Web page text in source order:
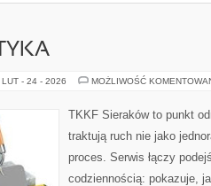
LUT - 24 - 2026 MOŻLIWOŚĆ
TKKF Sieraków to punkt
traktują ruch nie jako
proces. Serwis łączy
codziennością: pokazuje,